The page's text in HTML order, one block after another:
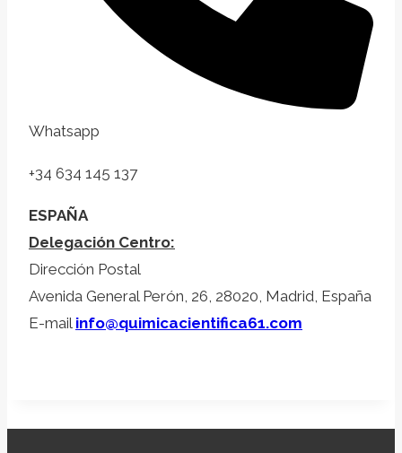
Whatsapp
+34 634 145 137
ESPAÑA
Delegación Centro:
Dirección Postal
Avenida General Perón, 26, 28020, Madrid, España
E-mail info@quimicacientifica61.com